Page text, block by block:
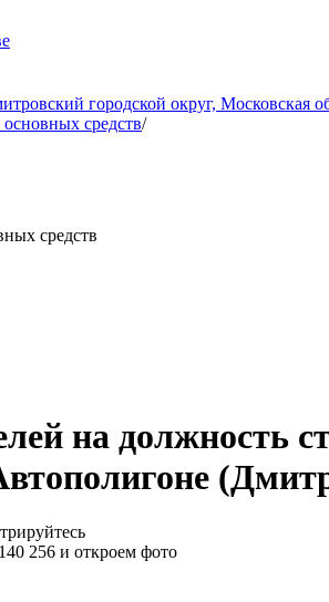
городской округ, Московская
средств/
средств
на должность
256 и откроем фото